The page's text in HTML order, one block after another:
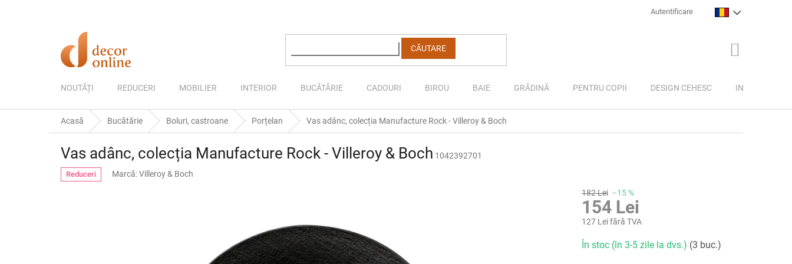
Autentificare
CĂUTARE
NOUTĂȚI REDUCERI MOBILIER INTERIOR BUCĂTĂRIE CADOURI BIROU BAIE GRĂDINĂ PENTRU COPII DESIGN CEHESC INSPIRAȚIE
Acasă Bucătărie Boluri, castroane Porțelan Vas adânc, colecția Manufacture Rock - Villeroy & Boch
Vas adânc, colecția Manufacture Rock - Villeroy & Boch 1042392701
Reduceri Marcă:Villeroy & Boch
182 Lei –15 %
154 Lei
127 Lei fără TVA
Evaluare
preţ:
În stoc (în 3-5 zile la dvs.) (3 buc.)